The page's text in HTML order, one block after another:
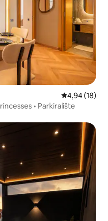
Prosječna
4,94 (18)
• Parkiralište